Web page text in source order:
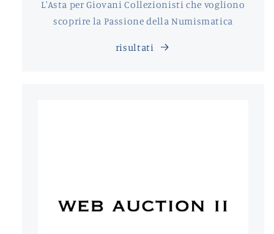
L'Asta per Giovani Collezionisti che vogliono
scoprire la Passione della Numismatica
risultati